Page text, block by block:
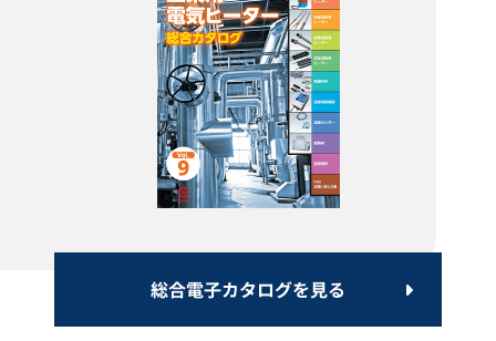
カタログダウンロード
カタログダウンロード
総合電子カタログを見る